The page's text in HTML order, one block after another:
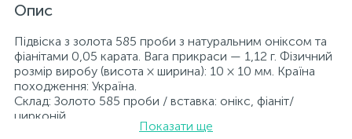
Опис
Підвіска з золота 585 проби з натуральним оніксом та
фіанітами 0,05 карата. Вага прикраси — 1,12 г. Фізичний
розмір виробу (висота × ширина): 10 × 10 мм. Країна
походження: Україна.
Склад: Золото 585 проби / вставка: онікс, фіаніт/
цирконій.
Вставка: онікс, фіаніт/цирконій.
Показати ще